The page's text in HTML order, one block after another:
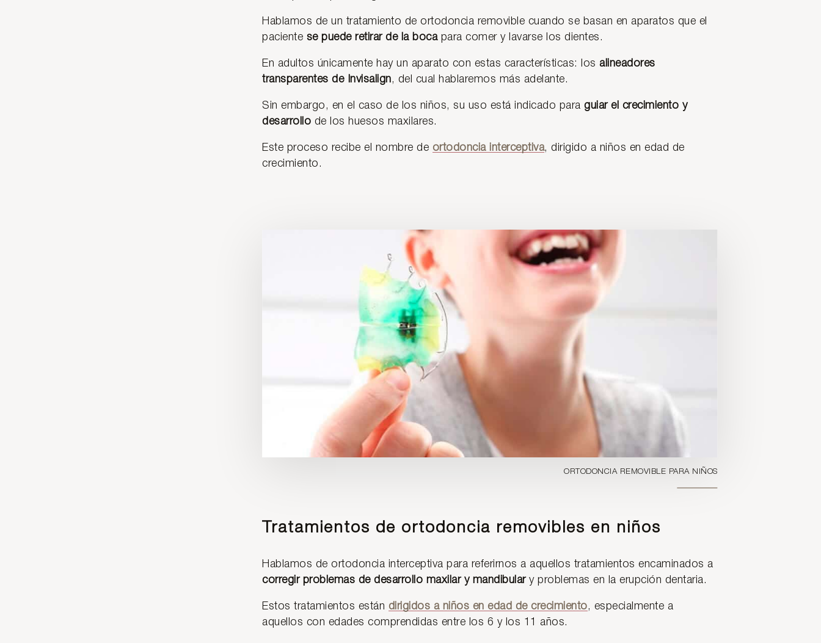
Hablamos de un tratamiento de ortodoncia removible cuando se basan en aparatos que el
paciente se puede retirar de la bocapara comer y lavarse los dientes.
En adultos únicamente hay un aparato con estas características: los alineadores
transparentes de Invisalign, del cual hablaremos más adelante.
Sin embargo, en el caso de los niños, su uso está indicado paraguiar el crecimiento y
desarrollo de los huesos maxilares.
Este proceso recibe el nombre de ortodoncia interceptiva, dirigido a niños en edad de
crecimiento.
ORTODONCIA REMOVIBLE PARA NIÑOS
Tratamientos de ortodoncia removibles en niños
Hablamos de ortodoncia interceptiva para referirnos a aquellos tratamientos encaminados a
corregir problemas de desarrollo maxilar y mandibulary problemas en la erupción dentaria.
Estos tratamientos están dirigidos a niños en edad de crecimiento, especialmente a
aquellos con edades comprendidas entre los 6 y los 11 años.